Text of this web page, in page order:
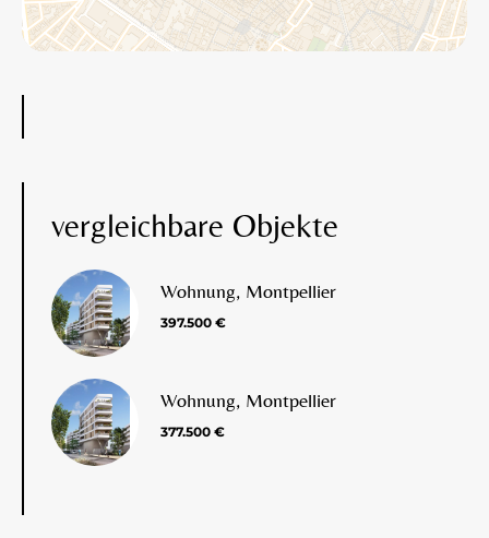
vergleichbare Objekte
Wohnung, Montpellier
397.500 €
Wohnung, Montpellier
377.500 €